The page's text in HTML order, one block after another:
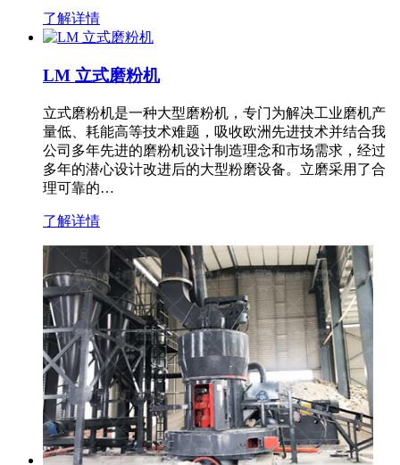
了解详情
LM 立式磨粉机
立式磨粉机是一种大型磨粉机，专门为解决工业磨机产
量低、耗能高等技术难题，吸收欧洲先进技术并结合我
公司多年先进的磨粉机设计制造理念和市场需求，经过
多年的潜心设计改进后的大型粉磨设备。立磨采用了合
理可靠的…
了解详情